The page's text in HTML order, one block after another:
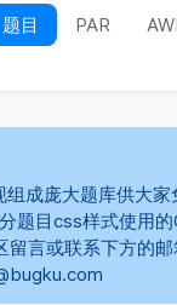
题目 PAR
成庞大题库供大
题目css样式使用
留言或联系下方的